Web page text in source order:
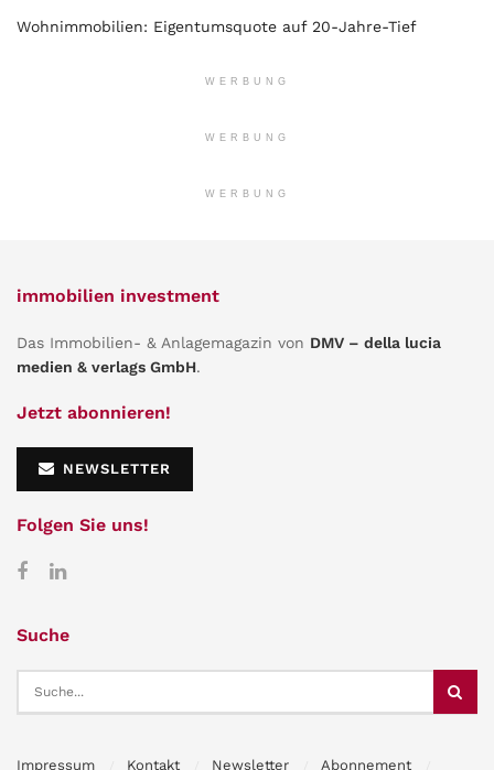
Wohnimmobilien: Eigentumsquote auf 20-Jahre-Tief
WERBUNG
WERBUNG
WERBUNG
immobilien investment
Das Immobilien- & Anlagemagazin von DMV – della lucia
medien & verlags GmbH.
Jetzt abonnieren!
NEWSLETTER
Folgen Sie uns!
Suche
Impressum Kontakt Newsletter Abonnement